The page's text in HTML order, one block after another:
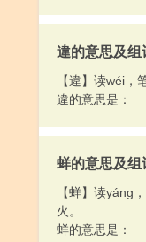
違的意思及组
【違】读wéi，
違的意思是：
蛘的意思及组
【蛘】读yáng
火。
蛘的意思是：